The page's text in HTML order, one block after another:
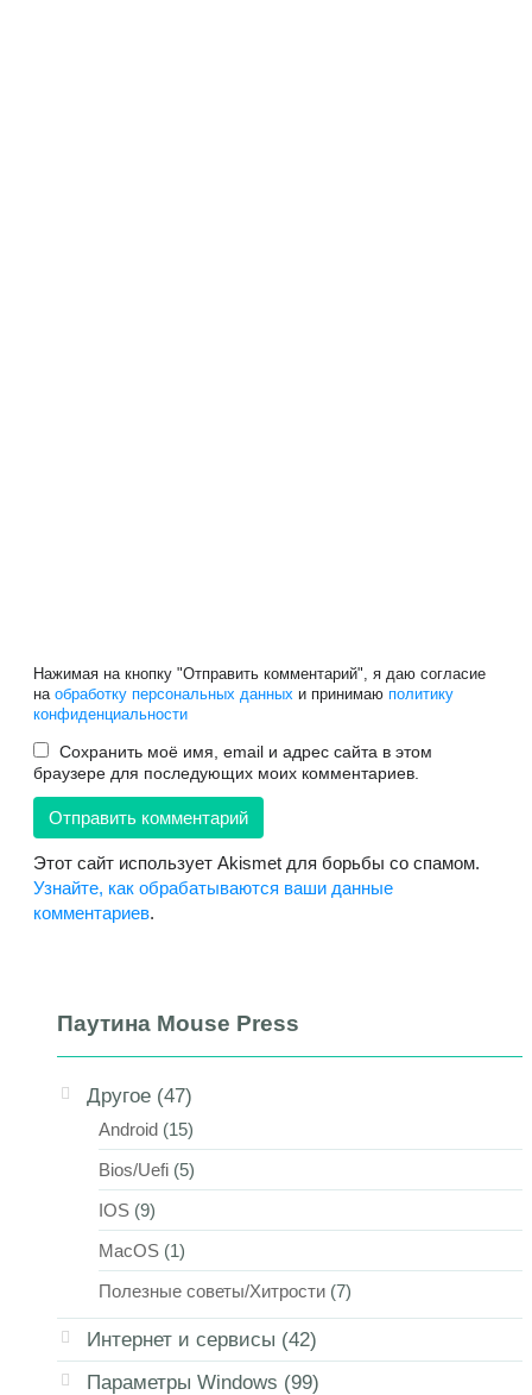
Нажимая на кнопку "Отправить комментарий", я даю согласие
на обработку персональных данных и принимаю политику
конфиденциальности
Сохранить моё имя, email и адрес сайта в этом
браузере для последующих моих комментариев.
Этот сайт использует Akismet для борьбы со спамом.
Узнайте, как обрабатываются ваши данные
комментариев.
Паутина Mouse Press
Другое (47)
Android (15)
Bios/Uefi (5)
IOS (9)
MacOS (1)
Полезные советы/Хитрости (7)
Интернет и сервисы (42)
Параметры Windows (99)